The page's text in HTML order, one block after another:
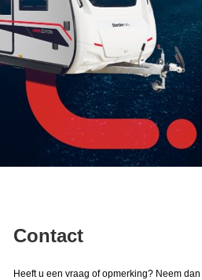
Contact
Heeft u een vraag of opmerking? Neem